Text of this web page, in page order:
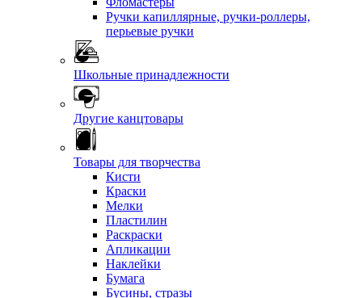
Ручки капиллярные, ручки-роллеры,
перьевые ручки
Школьные принадлежности
Другие канцтовары
Товары для творчества
Кисти
Краски
Мелки
Пластилин
Раскраски
Апликации
Наклейки
Бумага
Бусины, стразы